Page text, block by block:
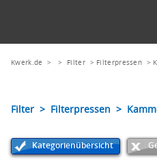
Kwerk.de > > Filter> Filterpressen >
Filter > Filterpressen >
Kategorienübersicht